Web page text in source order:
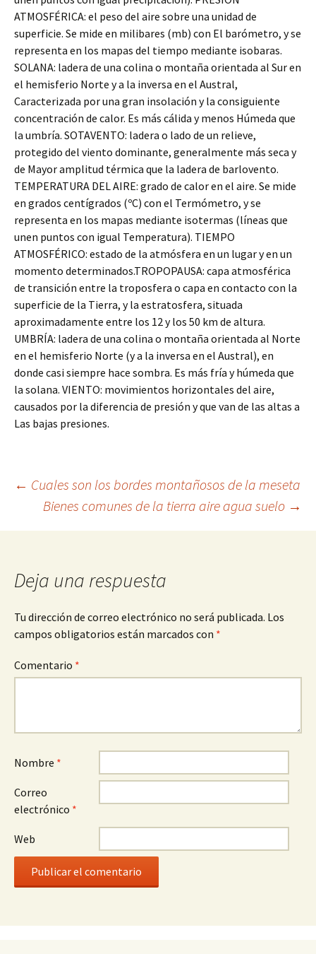
ATMOSFÉRICA: el peso del aire sobre una unidad de
superficie. Se mide en milibares (mb) con El barómetro, y se
representa en los mapas del tiempo mediante isobaras.
SOLANA: ladera de una colina o montaña orientada al Sur en
el hemisferio Norte y a la inversa en el Austral,
Caracterizada por una gran insolación y la consiguiente
concentración de calor. Es más cálida y menos Húmeda que
la umbría. SOTAVENTO: ladera o lado de un relieve,
protegido del viento dominante, generalmente más seca y
de Mayor amplitud térmica que la ladera de barlovento.
TEMPERATURA DEL AIRE: grado de calor en el aire. Se mide
en grados centígrados (ºC) con el Termómetro, y se
representa en los mapas mediante isotermas (líneas que
unen puntos con igual Temperatura). TIEMPO
ATMOSFÉRICO: estado de la atmósfera en un lugar y en un
momento determinados.TROPOPAUSA: capa atmosférica
de transición entre la troposfera o capa en contacto con la
superficie de la Tierra, y la estratosfera, situada
aproximadamente entre los 12 y los 50 km de altura.
UMBRÍA: ladera de una colina o montaña orientada al Norte
en el hemisferio Norte (y a la inversa en el Austral), en
donde casi siempre hace sombra. Es más fría y húmeda que
la solana. VIENTO: movimientos horizontales del aire,
causados por la diferencia de presión y que van de las altas a
Las bajas presiones.
Navegación
de
entradas
← Cuales son los bordes montañosos de la meseta
Bienes comunes de la tierra aire agua suelo →
Deja una respuesta
Tu dirección de correo electrónico no será publicada. Los
campos obligatorios están marcados con *
Comentario *
Nombre *
Correo
electrónico *
Web